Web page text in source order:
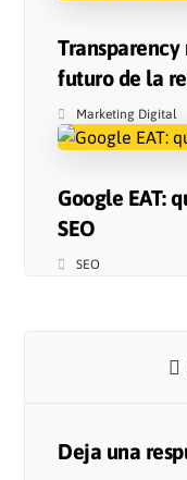
futuro de la
Marketing Digital
Google EAT:
SEO
SEO
Deja una